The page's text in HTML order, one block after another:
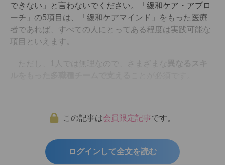
できない」と言わないでください。「緩和ケア・アプロ
ーチ」の5項目は、「緩和ケアマインド」をもった医療
者であれば、すべての人にとってある程度は実践可能な
項目といえます。
ただし、1人では無理なので、さまざまな
異なるスキ
この記事は会員限定記事です。
ログインして全文を読む